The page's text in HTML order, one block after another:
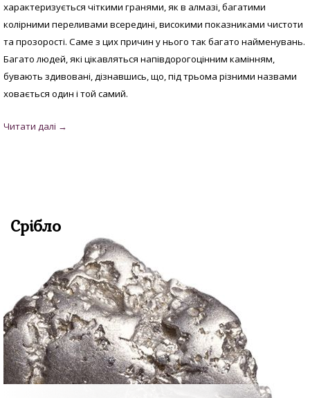
характеризується чіткими гранями, як в алмазі, багатими
колірними переливами всередині, високими показниками чистоти
та прозорості. Саме з цих причин у нього так багато найменувань.
Багато людей, які цікавляться напівдорогоцінним камінням,
бувають здивовані, дізнавшись, що, під трьома різними назвами
ховається один і той самий.
Срібло